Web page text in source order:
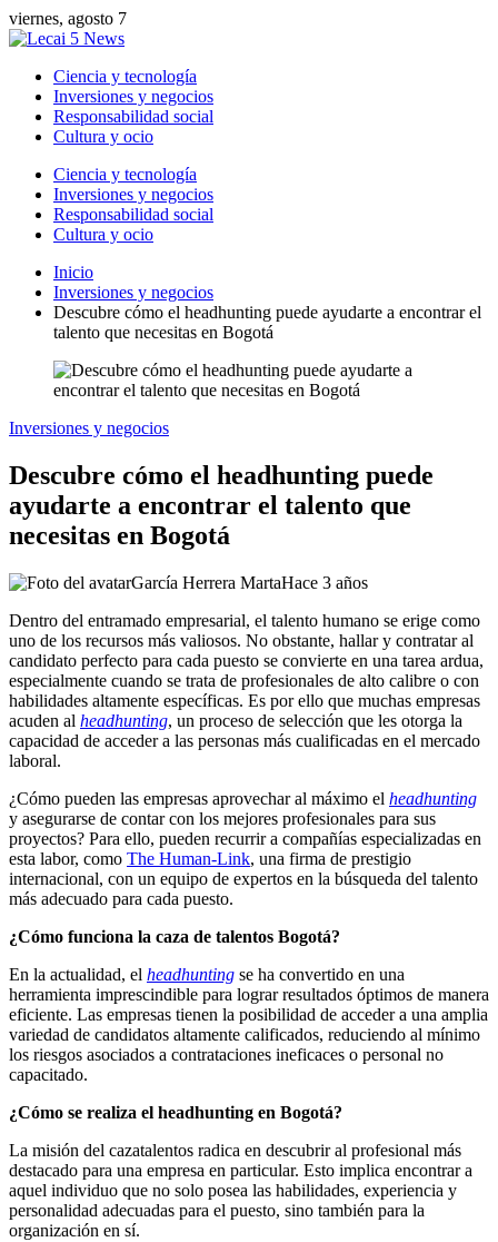
viernes, agosto 7
Ciencia y tecnología
Inversiones y negocios
Responsabilidad social
Cultura y ocio
Ciencia y tecnología
Inversiones y negocios
Responsabilidad social
Cultura y ocio
Inicio
Inversiones y negocios
Descubre cómo el headhunting puede ayudarte a encontrar el
talento que necesitas en Bogotá
Inversiones y negocios
Descubre cómo el headhunting puede
ayudarte a encontrar el talento que
necesitas en Bogotá
García Herrera MartaHace 3 años
Dentro del entramado empresarial, el talento humano se erige como
uno de los recursos más valiosos. No obstante, hallar y contratar al
candidato perfecto para cada puesto se convierte en una tarea ardua,
especialmente cuando se trata de profesionales de alto calibre o con
habilidades altamente específicas. Es por ello que muchas empresas
acuden al headhunting, un proceso de selección que les otorga la
capacidad de acceder a las personas más cualificadas en el mercado
laboral.
¿Cómo pueden las empresas aprovechar al máximo el headhunting
y asegurarse de contar con los mejores profesionales para sus
proyectos? Para ello, pueden recurrir a compañías especializadas en
esta labor, como The Human-Link, una firma de prestigio
internacional, con un equipo de expertos en la búsqueda del talento
más adecuado para cada puesto.
¿Cómo funciona la caza de talentos Bogotá?
En la actualidad, el headhunting se ha convertido en una
herramienta imprescindible para lograr resultados óptimos de manera
eficiente. Las empresas tienen la posibilidad de acceder a una amplia
variedad de candidatos altamente calificados, reduciendo al mínimo
los riesgos asociados a contrataciones ineficaces o personal no
capacitado.
¿Cómo se realiza el headhunting en Bogotá?
La misión del cazatalentos radica en descubrir al profesional más
destacado para una empresa en particular. Esto implica encontrar a
aquel individuo que no solo posea las habilidades, experiencia y
personalidad adecuadas para el puesto, sino también para la
organización en sí.